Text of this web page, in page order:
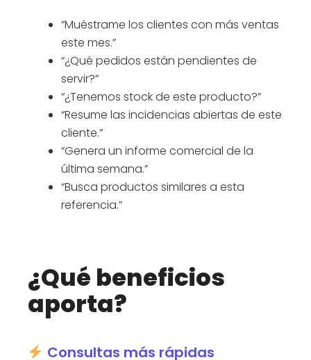
“Muéstrame los clientes con más ventas
este mes.”
“¿Qué pedidos están pendientes de
servir?”
“¿Tenemos stock de este producto?”
“Resume las incidencias abiertas de este
cliente.”
“Genera un informe comercial de la
última semana.”
“Busca productos similares a esta
referencia.”
¿Qué beneficios
aporta?
Consultas más rápidas